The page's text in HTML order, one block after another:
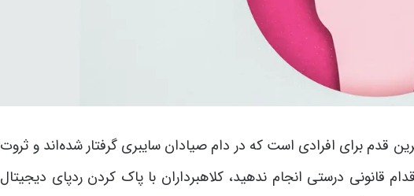
قدم برای افرادی است که در دام صیادان سایبری گرفتار شده‌اند و ثروت
قانونی درستی انجام ندهید، کلاهبرداران با پاک کردن ردپای دیجیتال